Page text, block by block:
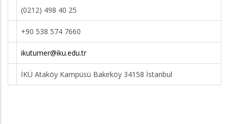
(0212) 498 40 25
+90 538 574 7660
ikutumer@iku.edu.tr
İKÜ Ataköy Kampüsü Bakırköy 34158 İstanbul